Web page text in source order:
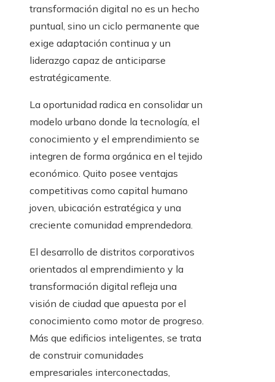
transformación digital no es un hecho
puntual, sino un ciclo permanente que
exige adaptación continua y un
liderazgo capaz de anticiparse
estratégicamente.
La oportunidad radica en consolidar un
modelo urbano donde la tecnología, el
conocimiento y el emprendimiento se
integren de forma orgánica en el tejido
económico. Quito posee ventajas
competitivas como capital humano
joven, ubicación estratégica y una
creciente comunidad emprendedora.
El desarrollo de distritos corporativos
orientados al emprendimiento y la
transformación digital refleja una
visión de ciudad que apuesta por el
conocimiento como motor de progreso.
Más que edificios inteligentes, se trata
de construir comunidades
empresariales interconectadas,